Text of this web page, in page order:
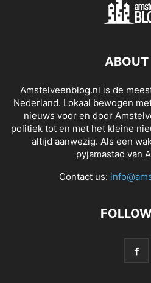
ABOUT
Amstelveenblog.nl is de
Nederland. Lokaal bewogen
nieuws voor en door
politiek tot en met het kleine
altijd aanwezig. Als een
pyjamastad van
Contact us: